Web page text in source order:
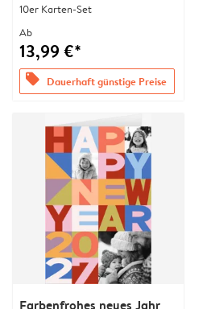
10er Karten-Set
Ab
13,99 €*
offers Dauerhaft günstige Preise
Farbenfrohes neues Jahr